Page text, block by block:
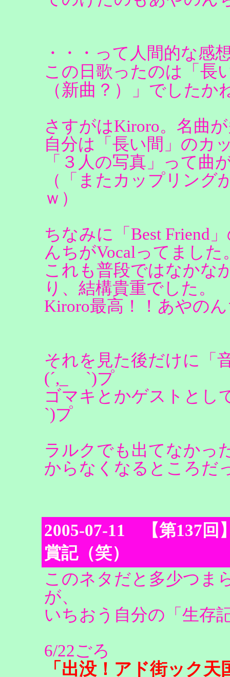
・・・って人間的な感
この日歌ったのは
「長
（新曲？）」 でしたか
さすがはKiroro。名曲
自分は「長い間」のカ
「３人の写真」って曲
（「またカップリング
ｗ）
ちなみに「Best Friend
んちがVocalってました
これも普段ではなかな
り、結構貴重でした。
Kiroro最高！！あやの
それを見た後だけに「
(´,_ゝ`)プ
ゴマキとかゲストとし
`)プ
ラルクでも出てなかっ
からなくなるところだ
2005-07-11 【第137回
賞記（笑）
このネタだと多少つま
が、
いちおう自分の「生存
6/22ごろ
「出没！アド街ック天